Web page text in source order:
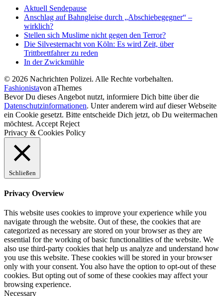
Aktuell Sendepause
Anschlag auf Bahngleise durch „Abschiebegegner“ –
wirklich?
Stellen sich Muslime nicht gegen den Terror?
Die Silvesternacht von Köln: Es wird Zeit, über
Trittbrettfahrer zu reden
In der Zwickmühle
© 2026 Nachrichten Polizei. Alle Rechte vorbehalten.
Fashionistavon aThemes
Bevor Du dieses Angebot nutzt, informiere Dich bitte über die
Datenschutzinformationen. Unter anderem wird auf dieser Webseite
ein Cookie gesetzt. Bitte entscheide Dich jetzt, ob Du weitermachen
möchtest. Accept Reject
Privacy & Cookies Policy
Schließen
Privacy Overview
This website uses cookies to improve your experience while you
navigate through the website. Out of these, the cookies that are
categorized as necessary are stored on your browser as they are
essential for the working of basic functionalities of the website. We
also use third-party cookies that help us analyze and understand how
you use this website. These cookies will be stored in your browser
only with your consent. You also have the option to opt-out of these
cookies. But opting out of some of these cookies may affect your
browsing experience.
Necessary